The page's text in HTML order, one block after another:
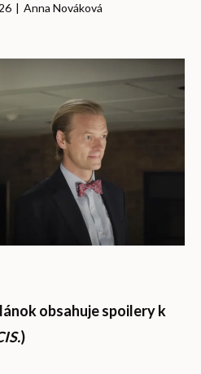
| Anna Nováková
obsahuje spoilery k
)